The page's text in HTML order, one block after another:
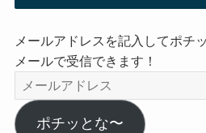
メールアドレスを記入してポチ
メールで受信できます！
メ
ー
ル
ポチッとな〜